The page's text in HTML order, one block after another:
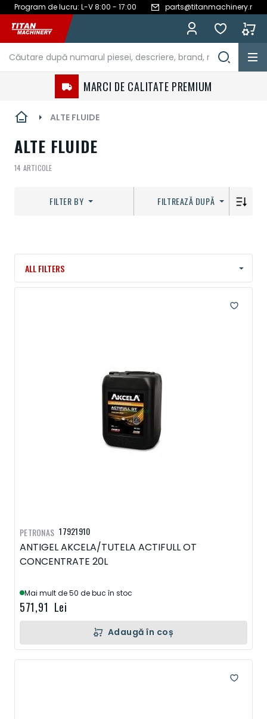
Program de lucru: L-V 8:00 - 17:00 parts@titanmachinery.ro
Mergeți
la
Conținut
MARCI DE CALITATE PREMIUM
ALTE FLUIDE
ALTE FLUIDE
ALL FILTERS
14 ARTICOLE
FILTER BY FILTREAZĂ DUPĂ
17921910
ANTIGEL AKCELA/TUTELA ACTIFULL OT
CONCENTRATE 20L
Mai mult de 50 de buc în stoc
571,91 Lei
PETRONAS
Adaugă în coș